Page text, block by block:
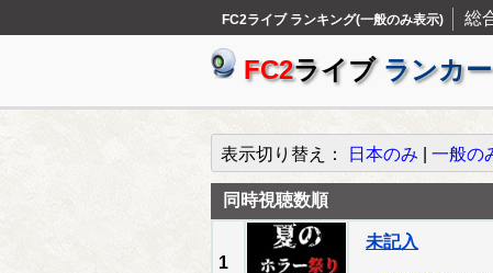
FC2ライブ ランキング(一般のみ表示) 総
FC2ライブ ランカー
表示切り替え： 日本のみ 一般の
同時視聴数順
1
未記入